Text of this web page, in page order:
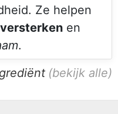
Ze helpen
en
.